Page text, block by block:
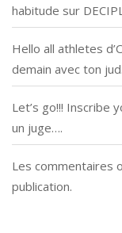
habitude sur
Hello all athletes
demain avec ton
Let’s go!!! Inscribe
un juge….
Les commentaires
publication.